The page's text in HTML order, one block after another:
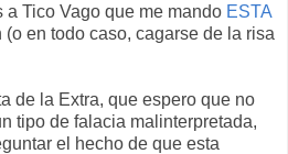
Tico Vago que me mando ESTA
(o en todo caso, cagarse de la risa
de la Extra, que espero que no
tipo de falacia malinterpretada,
el hecho de que esta